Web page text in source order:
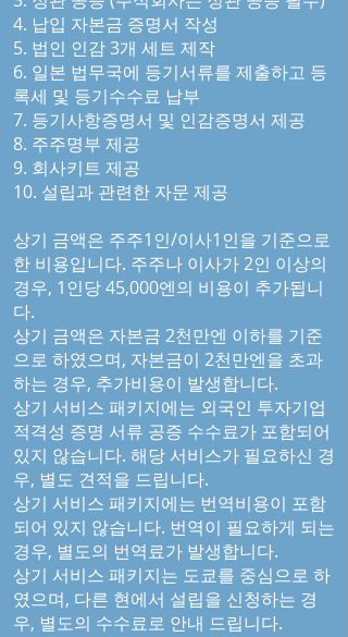
4. 납입 자본금 증명서 작성
5. 법인 인감 3개 세트 제작
6. 일본 법무국에 등기서류를 제출하고 등
록세 및 등기수수료 납부
7. 등기사항증명서 및 인감증명서 제공
8. 주주명부 제공
9. 회사키트 제공
10. 설립과 관련한 자문 제공
상기 금액은 주주1인/이사1인을 기준으로
한 비용입니다. 주주나 이사가 2인 이상의
경우, 1인당 45,000엔의 비용이 추가됩니
다.
상기 금액은 자본금 2천만엔 이하를 기준
으로 하였으며, 자본금이 2천만엔을 초과
하는 경우, 추가비용이 발생합니다.
상기 서비스 패키지에는 외국인 투자기업
적격성 증명 서류 공증 수수료가 포함되어
있지 않습니다. 해당 서비스가 필요하신 경
우, 별도 견적을 드립니다.
상기 서비스 패키지에는 번역비용이 포함
되어 있지 않습니다. 번역이 필요하게 되는
경우, 별도의 번역료가 발생합니다.
상기 서비스 패키지는 도쿄를 중심으로 하
였으며, 다른 현에서 설립을 신청하는 경
우, 별도의 수수료로 안내 드립니다.